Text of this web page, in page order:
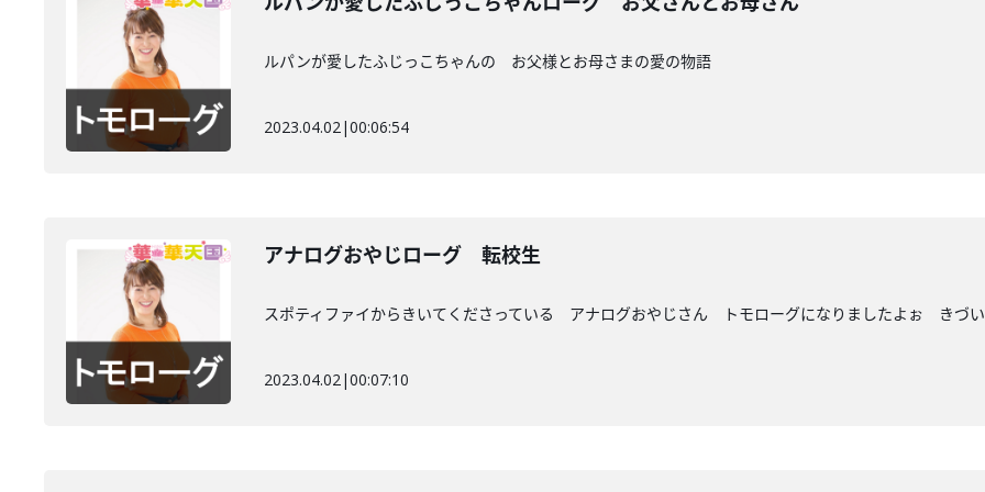
ルパンが愛したふじっこちゃんの お父様とお母さまの愛の物語
2023.04.02|00:06:54
アナログおやじローグ 転校生
スポティファイからきいてくださっている アナログおやじさん トモローグになりましたよぉ きづ
2023.04.02|00:07:10